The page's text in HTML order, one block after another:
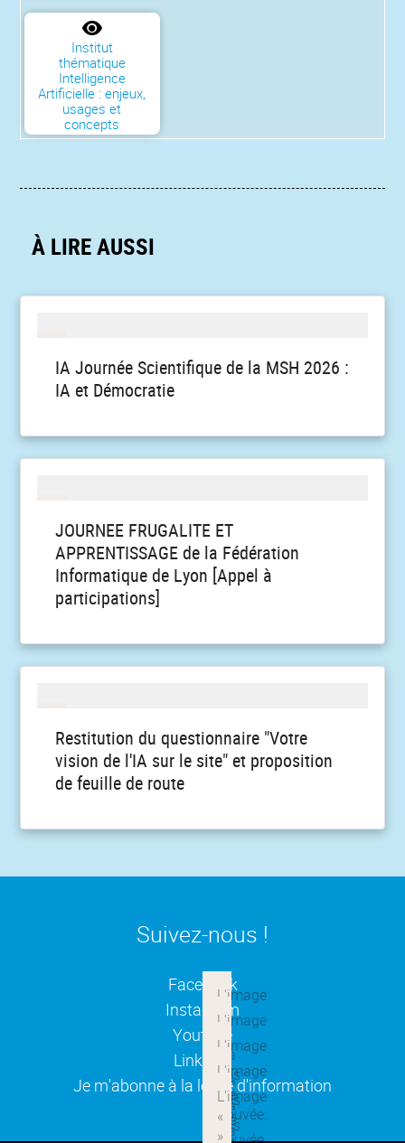
À LIRE AUSSI
IA Journée Scientifique de la MSH 2026 :
IA et Démocratie
JOURNEE FRUGALITE ET
APPRENTISSAGE de la Fédération
Informatique de Lyon [Appel à
participations]
Restitution du questionnaire "Votre
vision de l'IA sur le site" et proposition
de feuille de route
Institut
thématique
Intelligence
Artificielle : enjeux,
usages et
concepts
Suivez-nous !
Facebook(ouverture dans une
Instagram(ouverture dans une
Youtube(ouverture dans une
Linkedin
(ouverture dans une
Je m'abonne à la lettre d'information
(ouverture dans une